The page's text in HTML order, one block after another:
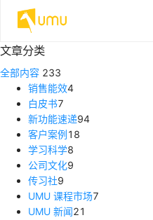
文章分类
全部内容 233
销售能效4
白皮书7
新功能速递94
客户案例18
学习科学8
公司文化9
传习社9
UMU 课程市场7
UMU 新闻21